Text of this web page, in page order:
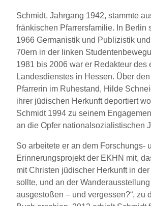
Schmidt, Jahrgang 1942, stammte
fränkischen Pfarrersfamilie. In Berlin
1966 Germanistik und Publizistik
70ern in der linken
1981 bis 2006 war er Redakteur des
Landesdienstes in Hessen. Über
Pfarrerin im Ruhestand, Hilde
ihrer jüdischen Herkunft deportiert
Schmidt 1994 zu seinem
an die Opfer nationalsozialistischen
So arbeitete er an dem Forschungs-
Erinnerungsprojekt der EKHN mit,
mit Christen jüdischer Herkunft in
sollte, und an der Wanderausstellung
ausgestoßen – und vergessen?“, zu